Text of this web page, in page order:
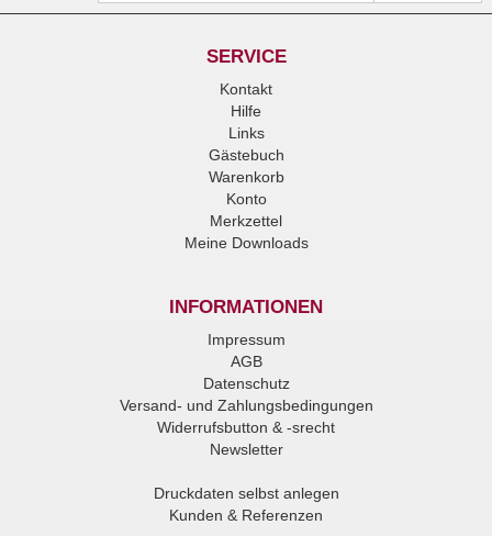
SERVICE
Kontakt
Hilfe
Links
Gästebuch
Warenkorb
Konto
Merkzettel
Meine Downloads
INFORMATIONEN
Impressum
AGB
Datenschutz
Versand- und Zahlungsbedingungen
Widerrufsbutton & -srecht
Newsletter
Druckdaten selbst anlegen
Kunden & Referenzen